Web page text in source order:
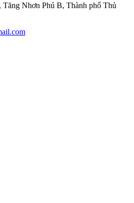
Nhơn Phú B, Thành phố Thủ